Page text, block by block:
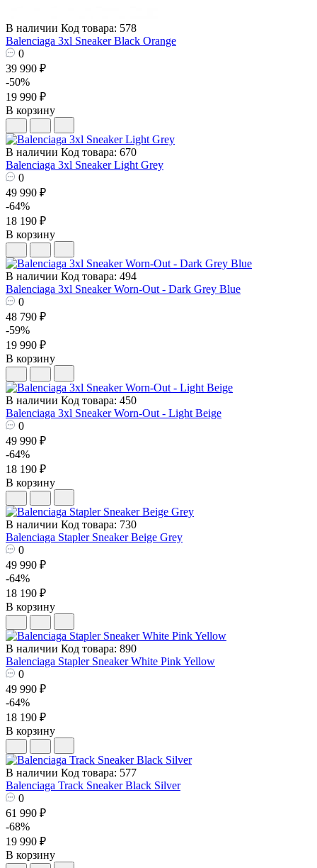
В наличии Код товара: 578
Balenciaga 3xl Sneaker Black Orange
0
39 990 ₽
-50%
19 990 ₽
В корзину
В наличии Код товара: 670
Balenciaga 3xl Sneaker Light Grey
0
49 990 ₽
-64%
18 190 ₽
В корзину
В наличии Код товара: 494
Balenciaga 3xl Sneaker Worn-Out - Dark Grey Blue
0
48 790 ₽
-59%
19 990 ₽
В корзину
В наличии Код товара: 450
Balenciaga 3xl Sneaker Worn-Out - Light Beige
0
49 990 ₽
-64%
18 190 ₽
В корзину
В наличии Код товара: 730
Balenciaga Stapler Sneaker Beige Grey
0
49 990 ₽
-64%
18 190 ₽
В корзину
В наличии Код товара: 890
Balenciaga Stapler Sneaker White Pink Yellow
0
49 990 ₽
-64%
18 190 ₽
В корзину
В наличии Код товара: 577
Balenciaga Track Sneaker Black Silver
0
61 990 ₽
-68%
19 990 ₽
В корзину